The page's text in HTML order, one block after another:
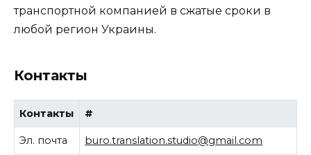
транспортной компанией в сжатые сроки в
любой регион Украины.
Контакты
Контакты #
Эл. почта buro.translation.studio@gmail.com